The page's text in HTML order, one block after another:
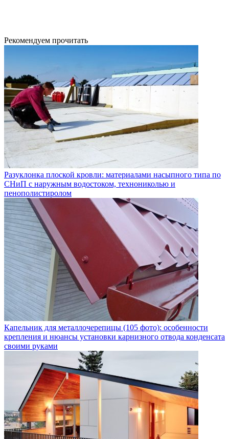
Рекомендуем прочитать
Разуклонка плоской кровли: материалами насыпного типа по
СНиП с наружным водостоком, технониколью и
пенополистиролом
Капельник для металлочерепицы (105 фото): особенности
крепления и нюансы установки карнизного отвода конденсата
своими руками